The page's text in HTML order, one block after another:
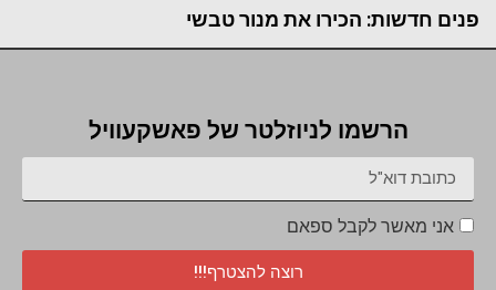
פנים חדשות: הכירו את מנור טבשי
הרשמו לניוזלטר של פאשקעוויל
אני מאשר לקבל ספאם
רוצה להצטרף!!!